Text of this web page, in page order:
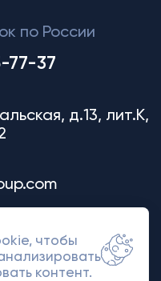
по России
77-37
д.13, лит.К,
чтобы
контент.